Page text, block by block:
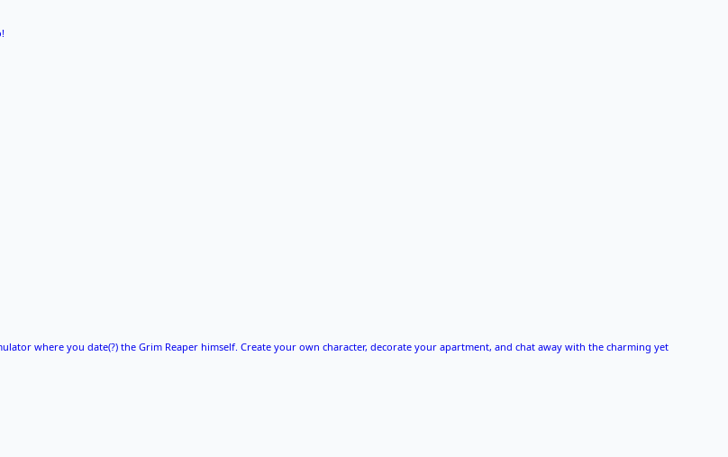
where you date(?) the Grim Reaper himself. Create your own character, decorate your apartment, and chat away with the charming yet